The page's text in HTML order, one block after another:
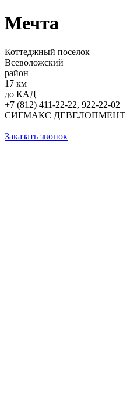
Мечта
Коттеджный поселок
Всеволожский
район
17 км
до КАД
+7 (812) 411-22-22, 922-22-02
СИГМАКС ДЕВЕЛОПМЕНТ
Заказать звонок